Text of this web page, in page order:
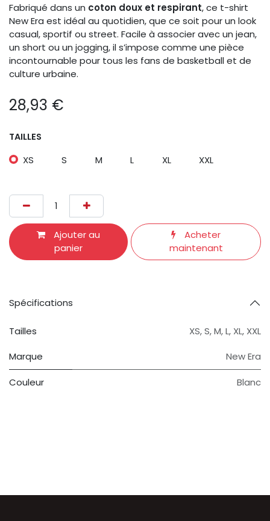
Fabriqué dans un coton doux et respirant, ce t-shirt
New Era est idéal au quotidien, que ce soit pour un look
casual, sportif ou street. Facile à associer avec un jean,
un short ou un jogging, il s’impose comme une pièce
incontournable pour tous les fans de basketball et de
culture urbaine.
28,93 €
TAILLES
XS S M L XL XXL
Ajouter au
panier
Acheter
maintenant
Spécifications
Tailles XS,S,M,L, XL, XXL
Marque
New Era
Couleur Blanc